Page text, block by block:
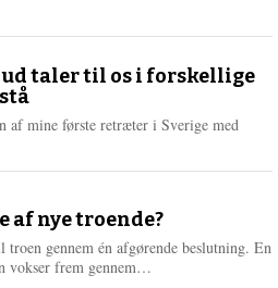
taler til os i forskellige
af mine første retræter i Sverige med
nye troende?
gennem én afgørende beslutning. En
vokser frem gennem…